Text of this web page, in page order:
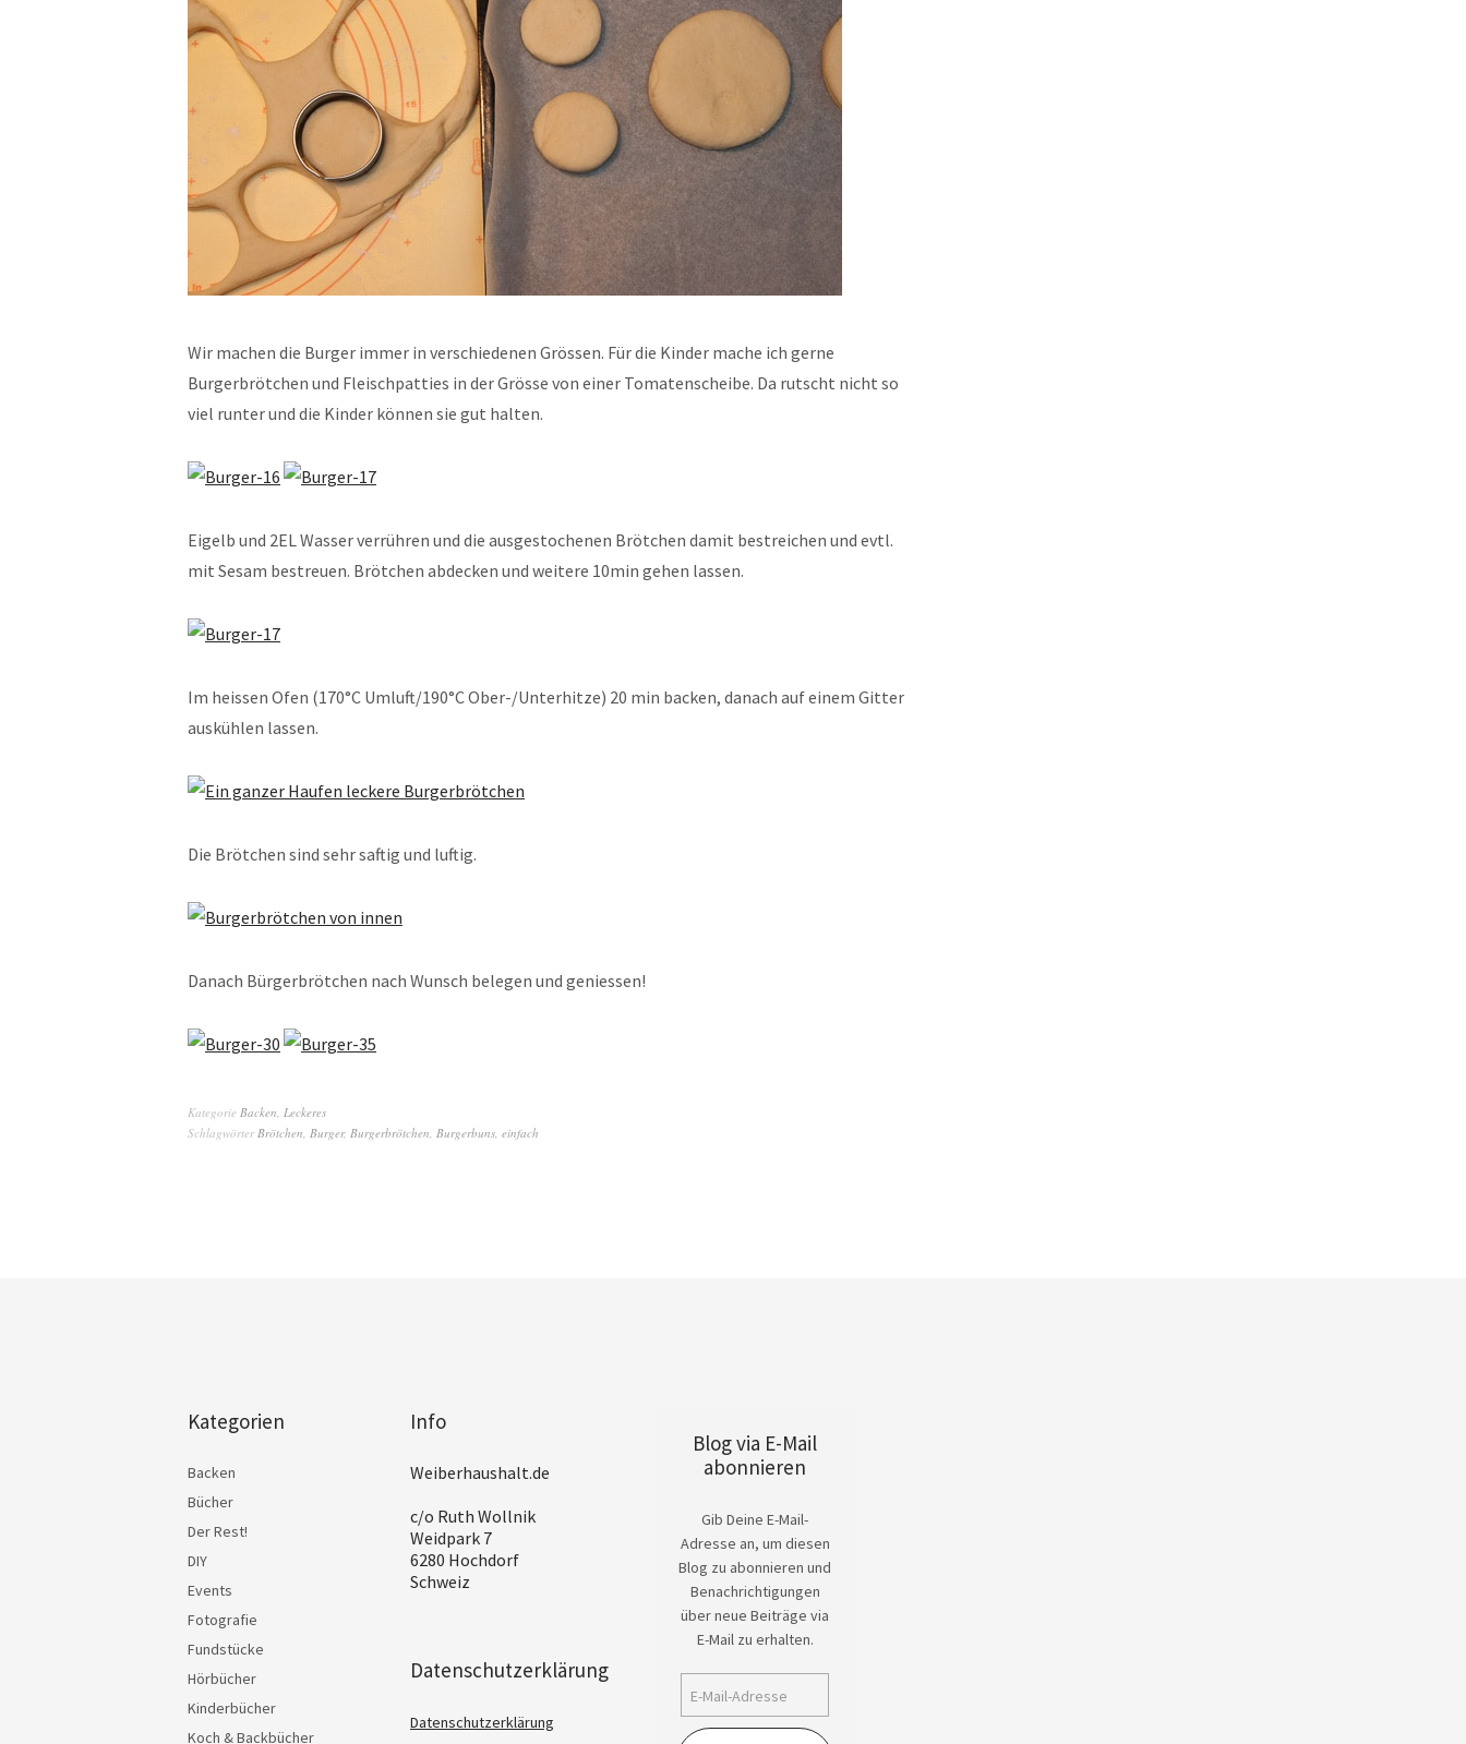
Wir machen die Burger immer in verschiedenen Grössen. Für die Kinder mache ich gerne
Burgerbrötchen und Fleischpatties in der Grösse von einer Tomatenscheibe. Da rutscht nicht so
viel runter und die Kinder können sie gut halten.
Eigelb und 2EL Wasser verrühren und die ausgestochenen Brötchen damit bestreichen und evtl.
mit Sesam bestreuen. Brötchen abdecken und weitere 10min gehen lassen.
Im heissen Ofen (170°C Umluft/190°C Ober-/Unterhitze) 20 min backen, danach auf einem Gitter
auskühlen lassen.
Die Brötchen sind sehr saftig und luftig.
Danach Bürgerbrötchen nach Wunsch belegen und geniessen!
Kategorie Backen, Leckeres
SchlagwörterBrötchen, Burger, Burgerbrötchen, Burgerbuns, einfach
Kategorien
Backen
Bücher
Der Rest!
DIY
Events
Fotografie
Fundstücke
Hörbücher
Kinderbücher
Koch & Backbücher
Info
Weiberhaushalt.de
c/o Ruth Wollnik
Weidpark 7
6280 Hochdorf
Schweiz
Datenschutzerklärung
Datenschutzerklärung
Blog via E-Mail
abonnieren
Gib Deine E-Mail-
Adresse an, um diesen
Blog zu abonnieren und
Benachrichtigungen
über neue Beiträge via
E-Mail zu erhalten.